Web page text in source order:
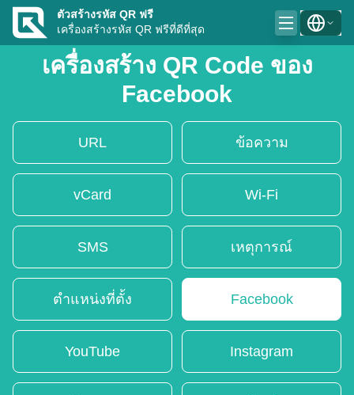
ตัวสร้างรหัส QR ฟรี
เครื่องสร้างรหัส QR ฟรีที่ดีที่สุด
เครื่องสร้าง QR Code ของ
Facebook
URL ข้อความ
vCard Wi-Fi
SMS เหตุการณ์
ตำแหน่งที่ตั้ง Facebook
YouTube Instagram